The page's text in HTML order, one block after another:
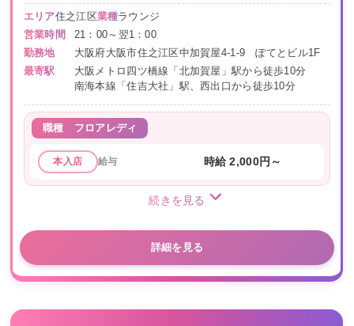
エリア住之江区業種ラウンジ
営業時間
21：00～翌1：00
勤務地
大阪府大阪市住之江区中加賀屋4-1-9 ぽてとビル1F
最寄駅
大阪メトロ四ツ橋線「北加賀屋」駅から徒歩10分
南海本線「住吉大社」駅、西出口から徒歩10分
職種 フロアレディ
本入店 給与 時給 2,000円～
続きを見る
詳細を見る